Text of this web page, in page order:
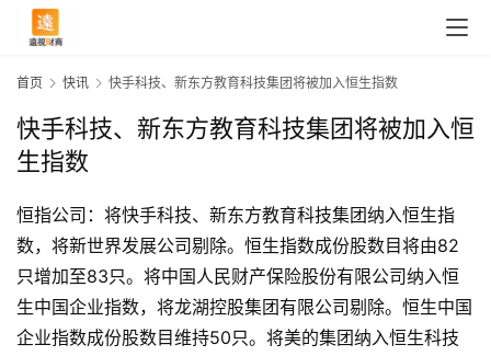
首页 快讯 快手科技、新东方教育科技集团将被加入恒生指数
快手科技、新东方教育科技集团将被加入恒
生指数
恒指公司：将快手科技、新东方教育科技集团纳入恒生指
数，将新世界发展公司剔除。恒生指数成份股数目将由82
只增加至83只。将中国人民财产保险股份有限公司纳入恒
生中国企业指数，将龙湖控股集团有限公司剔除。恒生中国
企业指数成份股数目维持50只。将美的集团纳入恒生科技